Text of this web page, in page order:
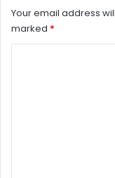
Your email address
marked *